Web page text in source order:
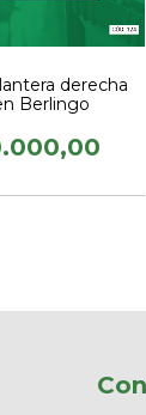
derecha
Berlingo